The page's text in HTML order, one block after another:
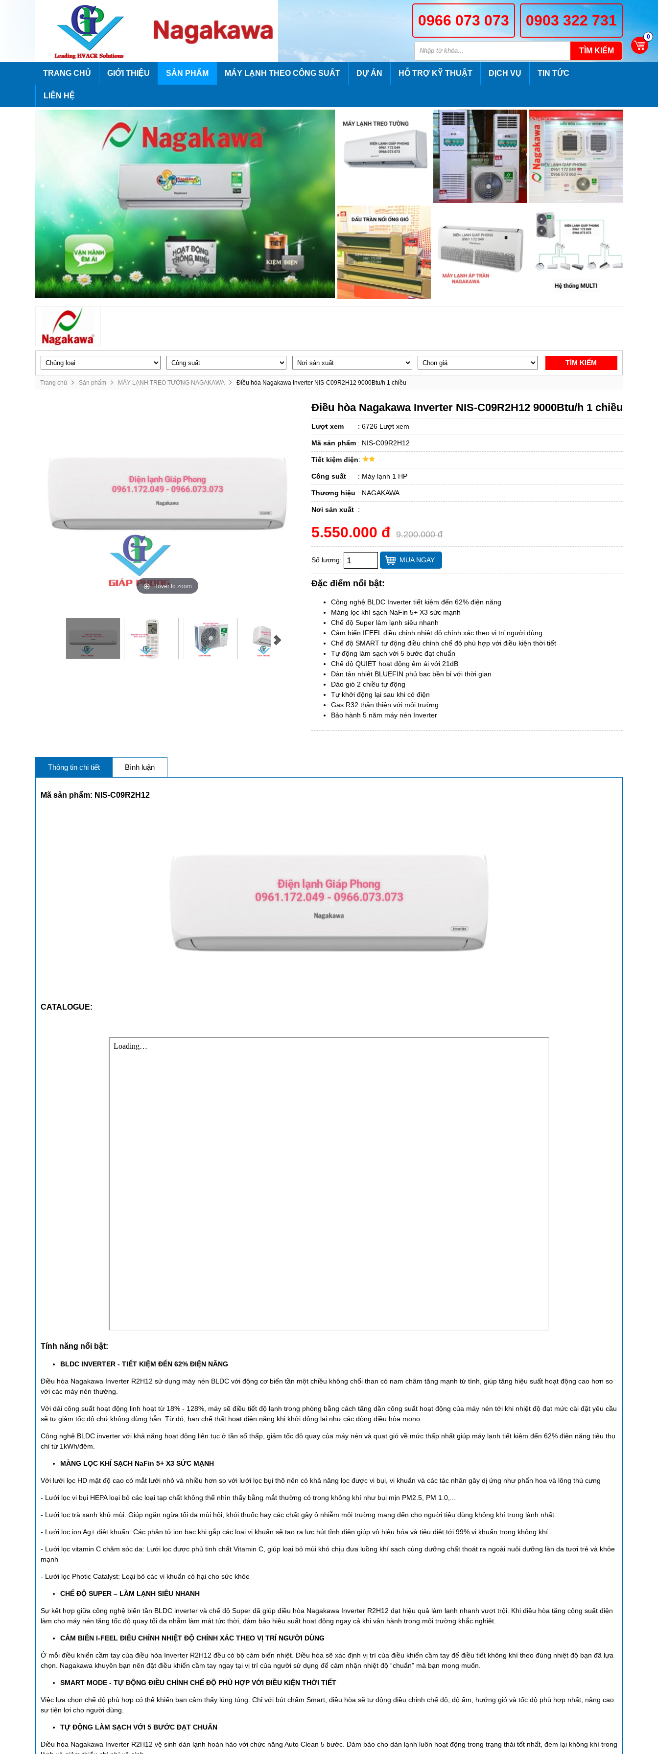
0
0966 073 073 0903 322 731
TÌM KIẾM
TRANG CHỦ GIỚI THIỆU SẢN PHẨM MÁY LẠNH THEO CÔNG SUẤT DỰ ÁN HỖ TRỢ KỸ THUẬT DỊCH VỤ TIN TỨC
LIÊN HỆ
TÌM KIẾM
Trang chủ Sản phẩm MÁY LẠNH TREO TƯỜNG NAGAKAWA Điều hòa Nagakawa Inverter NIS-C09R2H12 9000Btu/h 1 chiều
Hover to zoom
Điều hòa Nagakawa Inverter NIS-C09R2H12 9000Btu/h 1 chiều
Lượt xem :6726 Lượt xem
Mã sản phẩm : NIS-C09R2H12
Tiết kiệm điện:
Công suất : Máy lạnh 1 HP
Thương hiệu : NAGAKAWA
Nơi sản xuất :
5.550.000 đ 9.200.000 đ
Số lượng: MUA NGAY
Đặc điểm nổi bật:
Công nghệ BLDC Inverter tiết kiệm đến 62% điện năng
Màng lọc khí sạch NaFin 5+ X3 sức mạnh
Chế độ Super làm lạnh siêu nhanh
Cảm biến IFEEL điều chỉnh nhiệt độ chính xác theo vị trí người dùng
Chế độ SMART tự động điều chỉnh chế độ phù hợp với điều kiện thời tiết
Tự động làm sạch với 5 bước đạt chuẩn
Chế độ QUIET hoạt động êm ái với 21dB
Dàn tản nhiệt BLUEFIN phủ bạc bền bỉ với thời gian
Đảo gió 2 chiều tự động
Tự khởi động lại sau khi có điện
Gas R32 thân thiện với môi trường
Bảo hành 5 năm máy nén Inverter
Thông tin chi tiết Bình luận
Mã sản phẩm: NIS-C09R2H12
CATALOGUE:
Tính năng nổi bật:
BLDC INVERTER - TIẾT KIỆM ĐẾN 62% ĐIỆN NĂNG
Điều hòa Nagakawa Inverter R2H12 sử dụng máy nén BLDC với động cơ biến tần một chiều không chổi than có nam châm tăng mạnh từ tính, giúp tăng hiệu suất hoạt động cao hơn so
với các máy nén thường.
Với dải công suất hoạt động linh hoạt từ 18% - 128%, máy sẽ điều tiết độ lạnh trong phòng bằng cách tăng dần công suất hoạt động của máy nén tới khi nhiệt độ đạt mức cài đặt yêu cầu
sẽ tự giảm tốc độ chứ không dừng hẳn. Từ đó, hạn chế thất hoạt điện năng khi khởi động lại như các dòng điều hòa mono.
Công nghệ BLDC inverter với khả năng hoạt động liên tục ở tần số thấp, giảm tốc độ quay của máy nén và quạt gió về mức thấp nhất giúp máy lạnh tiết kiệm đến 62% điện năng tiêu thụ
chỉ từ 1kWh/đêm.
MÀNG LỌC KHÍ SẠCH NaFin 5+ X3 SỨC MẠNH
Với lưới lọc HD mật độ cao có mắt lưới nhỏ và nhiều hơn so với lưới lọc bụi thô nên có khả năng lọc được vi bụi, vi khuẩn và các tác nhân gây dị ứng như phấn hoa và lông thú cưng
- Lưới lọc vi bụi HEPA loại bỏ các loại tạp chất không thể nhìn thấy bằng mắt thường có trong không khí như bụi mịn PM2.5, PM 1.0,...
- Lưới lọc trà xanh khử mùi: Giúp ngăn ngừa tối đa mùi hôi, khói thuốc hay các chất gây ô nhiễm môi trường mang đến cho người tiêu dùng không khí trong lành nhất.
- Lưới lọc ion Ag+ diệt khuẩn: Các phân tử ion bạc khi gắp các loại vi khuẩn sẽ tạo ra lực hút tĩnh điện giúp vô hiệu hóa và tiêu diệt tới 99% vi khuẩn trong không khí
- Lưới lọc vitamin C chăm sóc da: Lưới lọc được phủ tinh chất Vitamin C, giúp loại bỏ mùi khó chịu đưa luồng khí sạch cùng dưỡng chất thoát ra ngoài nuôi dưỡng làn da tươi trẻ và khỏe
mạnh
- Lưới lọc Photic Catalyst: Loại bỏ các vi khuẩn có hại cho sức khỏe
CHẾ ĐỘ SUPER – LÀM LẠNH SIÊU NHANH
Sự kết hợp giữa công nghệ biến tần BLDC inverter và chế độ Super đã giúp điều hòa Nagakawa Inverter R2H12 đạt hiệu quả làm lạnh nhanh vượt trội. Khi điều hòa tăng công suất điện
làm cho máy nén tăng tốc độ quay tối đa nhằm làm mát tức thời, đảm bảo hiệu suất hoạt động ngay cả khi vận hành trong môi trường khắc nghiệt.
CẢM BIẾN I-FEEL ĐIỀU CHỈNH NHIỆT ĐỘ CHÍNH XÁC THEO VỊ TRÍ NGƯỜI DÙNG
Ở mỗi điều khiển cầm tay của điều hòa Inverter R2H12 đều có bộ cảm biến nhiệt. Điều hòa sẽ xác định vị trí của điều khiển cầm tay để điều tiết không khí theo đúng nhiệt độ bạn đã lựa
chọn. Nagakawa khuyên bạn nên đặt điều khiển cầm tay ngay tại vị trí của người sử dụng để cảm nhận nhiệt độ “chuẩn” mà bạn mong muốn.
SMART MODE - TỰ ĐỘNG ĐIỀU CHỈNH CHẾ ĐỘ PHÙ HỢP VỚI ĐIỀU KIỆN THỜI TIẾT
Việc lựa chọn chế độ phù hợp có thể khiến bạn cảm thấy lúng túng. Chỉ với bút chấm Smart, điều hòa sẽ tự động điều chỉnh chế độ, độ ẩm, hướng gió và tốc độ phù hợp nhất, nâng cao
sự tiện lợi cho người dùng.
TỰ ĐỘNG LÀM SẠCH VỚI 5 BƯỚC ĐẠT CHUẨN
Điều hòa Nagakawa Inverter R2H12 vệ sinh dàn lạnh hoàn hảo với chức năng Auto Clean 5 bước. Đảm bảo cho dàn lạnh luôn hoạt động trong trạng thái tốt nhất, đem lại không khí trong